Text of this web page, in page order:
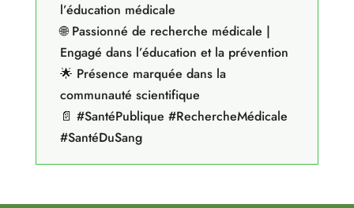
l’éducation médicale
🌐 Passionné de recherche médicale |
Engagé dans l’éducation et la prévention
🌟 Présence marquée dans la
communauté scientifique
📄 #SantéPublique #RechercheMédicale
#SantéDuSang